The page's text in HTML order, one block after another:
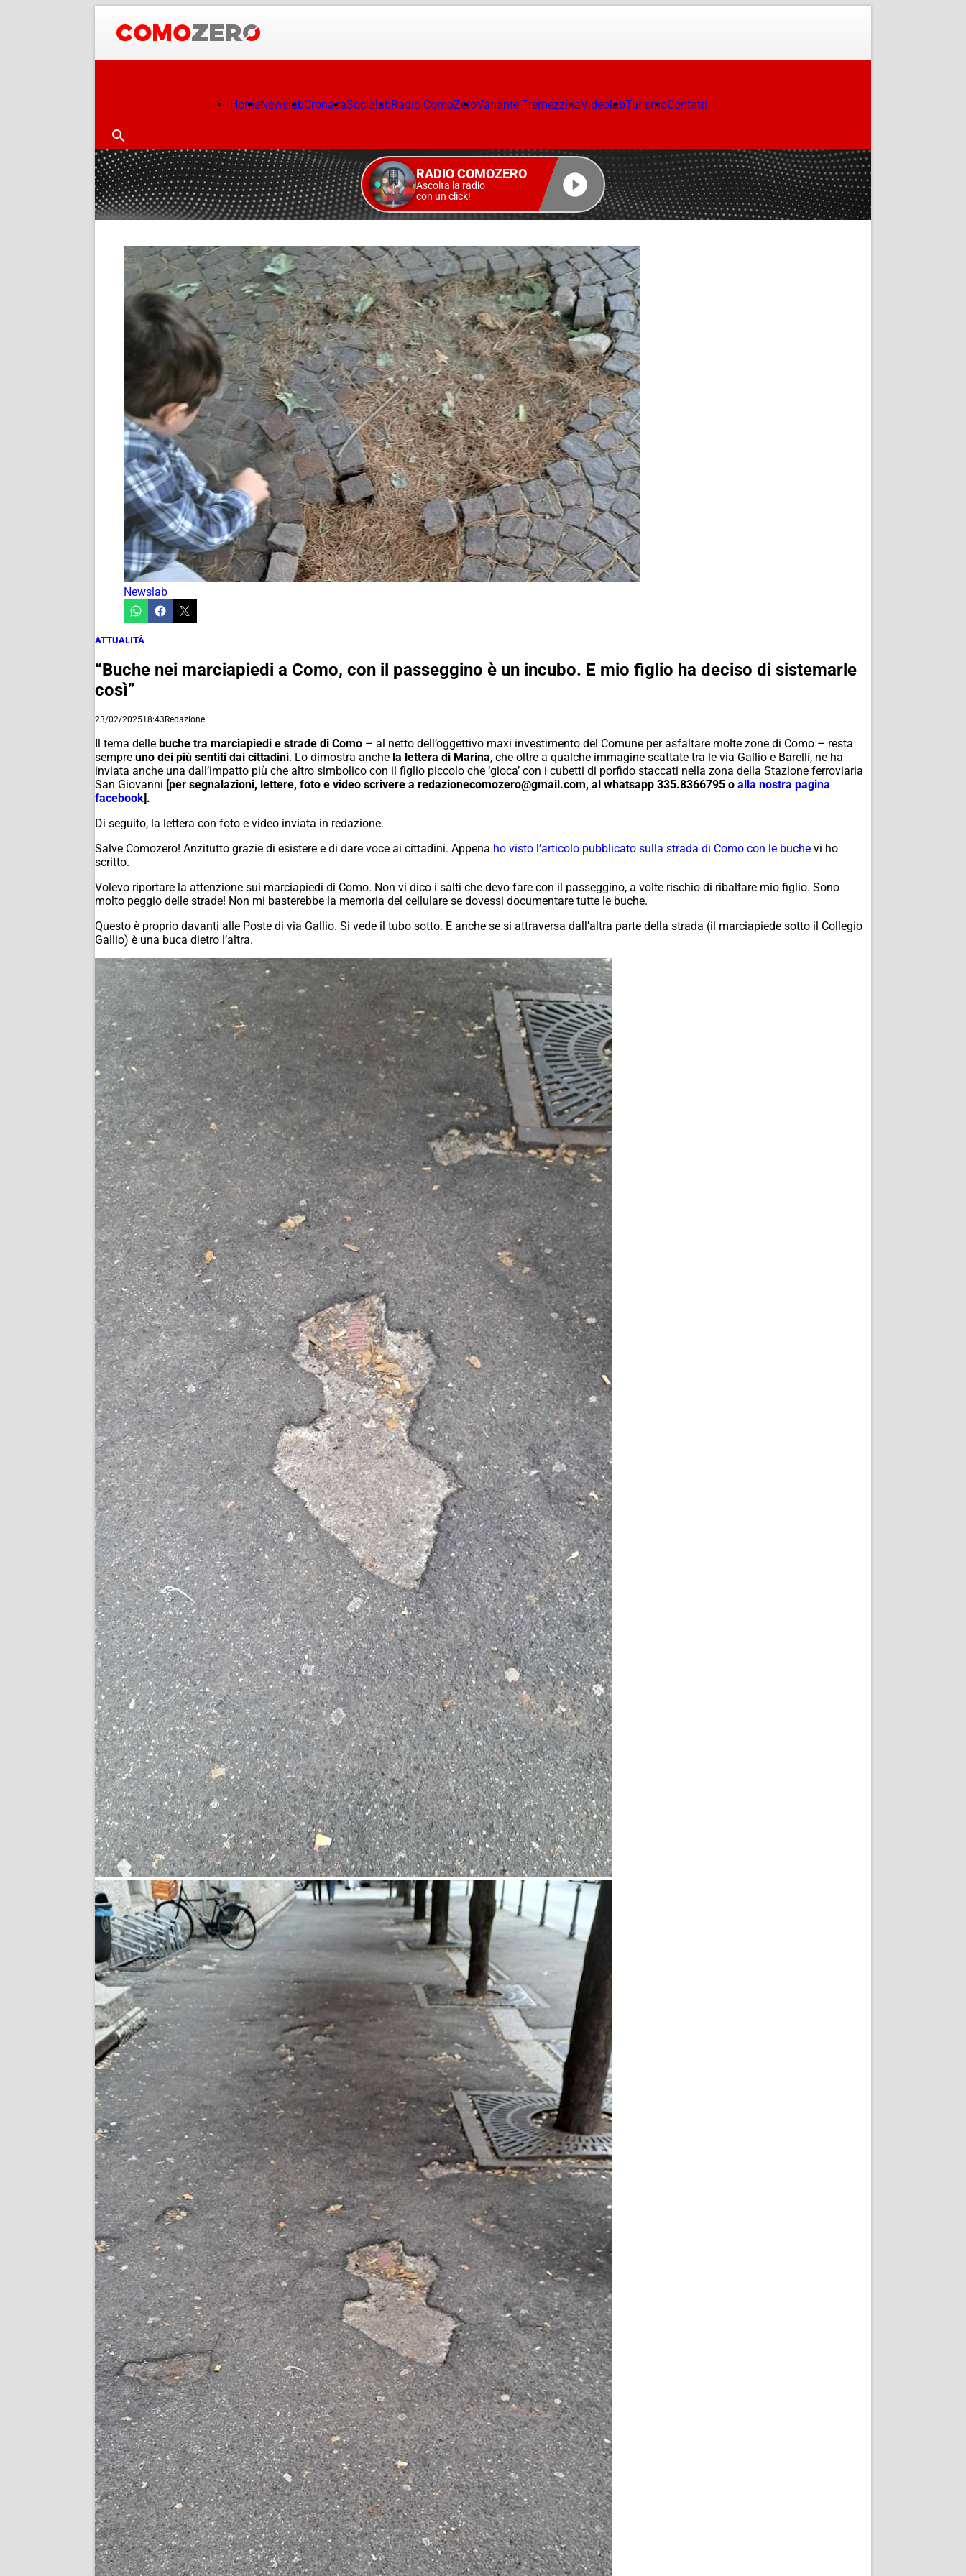
HomeNewslabCronacaSocialabRadio ComoZeroVariante TremezzinaVideolabTurismoContatti
RADIO COMOZERO
Ascolta la radio
con un click!
Newslab
ATTUALITÀ
“Buche nei marciapiedi a Como, con il passeggino è un incubo. E mio figlio ha deciso di sistemarle
così”
23/02/202518:43Redazione
Il tema delle buche tra marciapiedi e strade di Como – al netto dell’oggettivo maxi investimento del Comune per asfaltare molte zone di Como – resta
sempre uno dei più sentiti dai cittadini. Lo dimostra anche la lettera di Marina, che oltre a qualche immagine scattate tra le via Gallio e Barelli, ne ha
inviata anche una dall’impatto più che altro simbolico con il figlio piccolo che ‘gioca’ con i cubetti di porfido staccati nella zona della Stazione ferroviaria
San Giovanni [per segnalazioni, lettere, foto e video scrivere a redazionecomozero@gmail.com, al whatsapp 335.8366795 o alla nostra pagina
facebook].
Di seguito, la lettera con foto e video inviata in redazione.
Salve Comozero! Anzitutto grazie di esistere e di dare voce ai cittadini. Appena ho visto l’articolo pubblicato sulla strada di Como con le buche vi ho
scritto.
Volevo riportare la attenzione sui marciapiedi di Como. Non vi dico i salti che devo fare con il passeggino, a volte rischio di ribaltare mio figlio. Sono
molto peggio delle strade! Non mi basterebbe la memoria del cellulare se dovessi documentare tutte le buche.
Questo è proprio davanti alle Poste di via Gallio. Si vede il tubo sotto. E anche se si attraversa dall’altra parte della strada (il marciapiede sotto il Collegio
Gallio) è una buca dietro l’altra.